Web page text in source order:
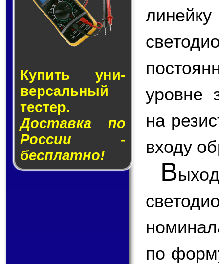
Купить уни­
вер­саль­ный
тес­тер.
Доставка по
России -
бесплатно!
уровне
на
входу
В
по